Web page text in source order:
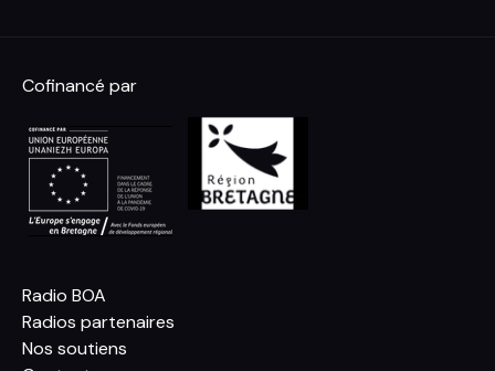
Cofinancé par
Radio BOA
Radios partenaires
Nos soutiens